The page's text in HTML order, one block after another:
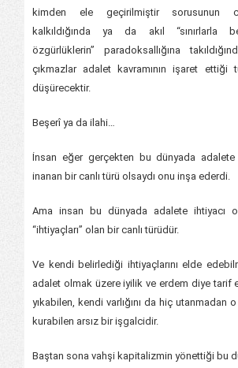
kimden ele geçirilmiştir sorusunun
kalkıldığında ya da akıl “sınırlarla
özgürlüklerin” paradoksallığına
çıkmazlar adalet kavramının işaret ettiği
düşürecektir.
Beşerî ya da ilahi…
İnsan eğer gerçekten bu dünyada adalete
inanan bir canlı türü olsaydı onu inşa ederdi.
Ama insan bu dünyada adalete ihtiyacı
“ihtiyaçları” olan bir canlı türüdür.
Ve kendi belirlediği ihtiyaçlarını elde
adalet olmak üzere iyilik ve erdem diye tarif
yıkabilen, kendi varlığını da hiç utanmadan o
kurabilen arsız bir işgalcidir.
Baştan sona vahşi kapitalizmin yönettiği bu